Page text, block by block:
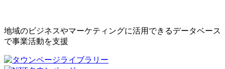
地域のビジネスやマーケティングに活用できるデータベース
で事業活動を支援